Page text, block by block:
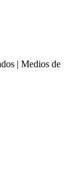
| Medios de